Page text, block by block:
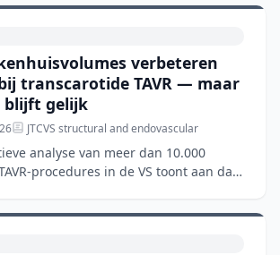
verbeteren
transcarotide TAVR — maar
gelijk
JTCVS structural and endovascular
analyse van meer dan 10.000
procedures in de VS toont aan dat